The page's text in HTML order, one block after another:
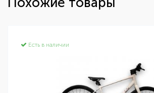
Есть в наличии